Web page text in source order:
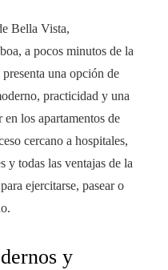
Bella Vista,
a pocos minutos de la
una opción de
practicidad y una
los apartamentos de
cercano a hospitales,
y todas las ventajas de la
ejercitarse, pasear o
y